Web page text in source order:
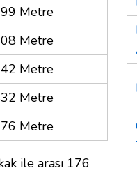
Metre
Metre
Metre
Metre
Metre
ile arası 176